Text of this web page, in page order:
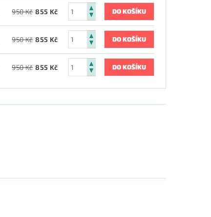
950 Kč 855 Kč
950 Kč 855 Kč
950 Kč 855 Kč